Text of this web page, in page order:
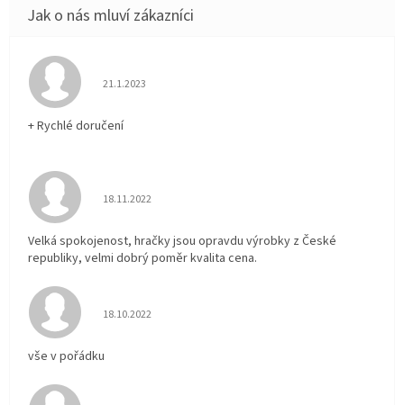
Hodnocení obchodu je 5 z 5 hvězdiček.
21.1.2023
+ Rychlé doručení
Hodnocení obchodu je 5 z 5 hvězdiček.
18.11.2022
Velká spokojenost, hračky jsou opravdu výrobky z České
republiky, velmi dobrý poměr kvalita cena.
Hodnocení obchodu je 5 z 5 hvězdiček.
18.10.2022
vše v pořádku